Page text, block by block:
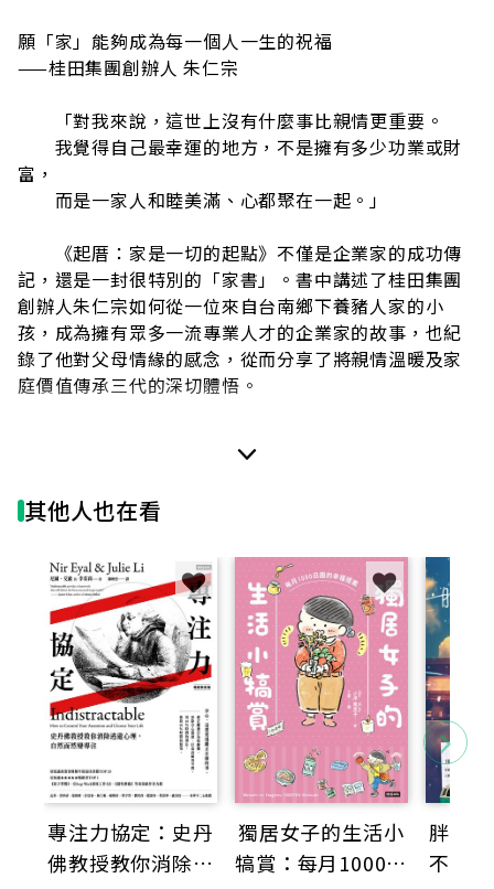
願「家」能夠成為每一個人一生的祝福
——桂田集團創辦人 朱仁宗
「對我來說，這世上沒有什麼事比親情更重要。
我覺得自己最幸運的地方，不是擁有多少功業或財
富，
而是一家人和睦美滿、心都聚在一起。」
《起厝：家是一切的起點》不僅是企業家的成功傳
記，還是一封很特別的「家書」。書中講述了桂田集團
創辦人朱仁宗如何從一位來自台南鄉下養豬人家的小
孩，成為擁有眾多一流專業人才的企業家的故事，也紀
錄了他對父母情緣的感念，從而分享了將親情溫暖及家
庭價值傳承三代的深切體悟。
酒店以父母之名命名，正是他對家庭深厚情感的最佳寫
藉著膽識與毅力，不久創立了自己的公司，亦很快拓展
光。近年來，除了商業成就，他展現了對社會的深切關
懷，透過「桂田恆諾社會企業」，幫助偏鄉弱勢兒童創
造屬於自己的精彩人生。
作者希望透過《起厝》能激勵讀者面對挑戰，創造
屬於自己的精彩人生之外，也把「家」的美好傳遞給每
一個人，讓它成為每個人一生的祝福。
各界推薦
導演 李崗
龍鋒企業總裁 林玉柱
其他人也在看
專注力協定：史丹
佛教授教你消除逃
獨居女子的生活小
犒賞：每月1000日
胖卡
不需